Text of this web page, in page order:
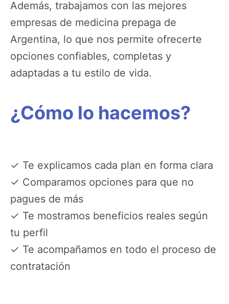
Además, trabajamos con las mejores
empresas de medicina prepaga de
Argentina, lo que nos permite ofrecerte
opciones confiables, completas y
adaptadas a tu estilo de vida.
¿Cómo lo hacemos?
✓ Te explicamos cada plan en forma clara
✓ Comparamos opciones para que no
pagues de más
✓ Te mostramos beneficios reales según
tu perfil
✓ Te acompañamos en todo el proceso de
contratación